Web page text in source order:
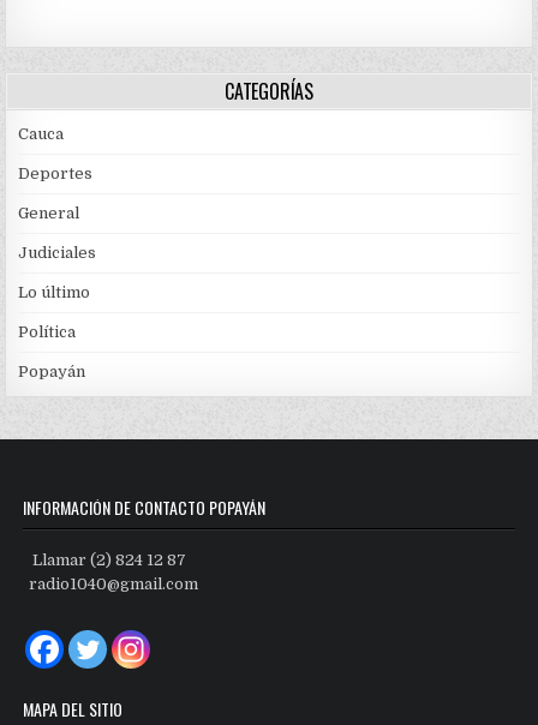
CATEGORÍAS
Cauca
Deportes
General
Judiciales
Lo último
Política
Popayán
INFORMACIÓN DE CONTACTO POPAYÁN
Llamar (2) 824 12 87
radio1040@gmail.com
MAPA DEL SITIO